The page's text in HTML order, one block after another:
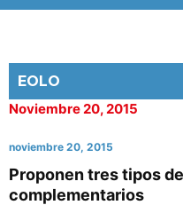
EOLO
Noviembre 20, 2015
noviembre 20, 2015
Proponen tres tipos
complementarios